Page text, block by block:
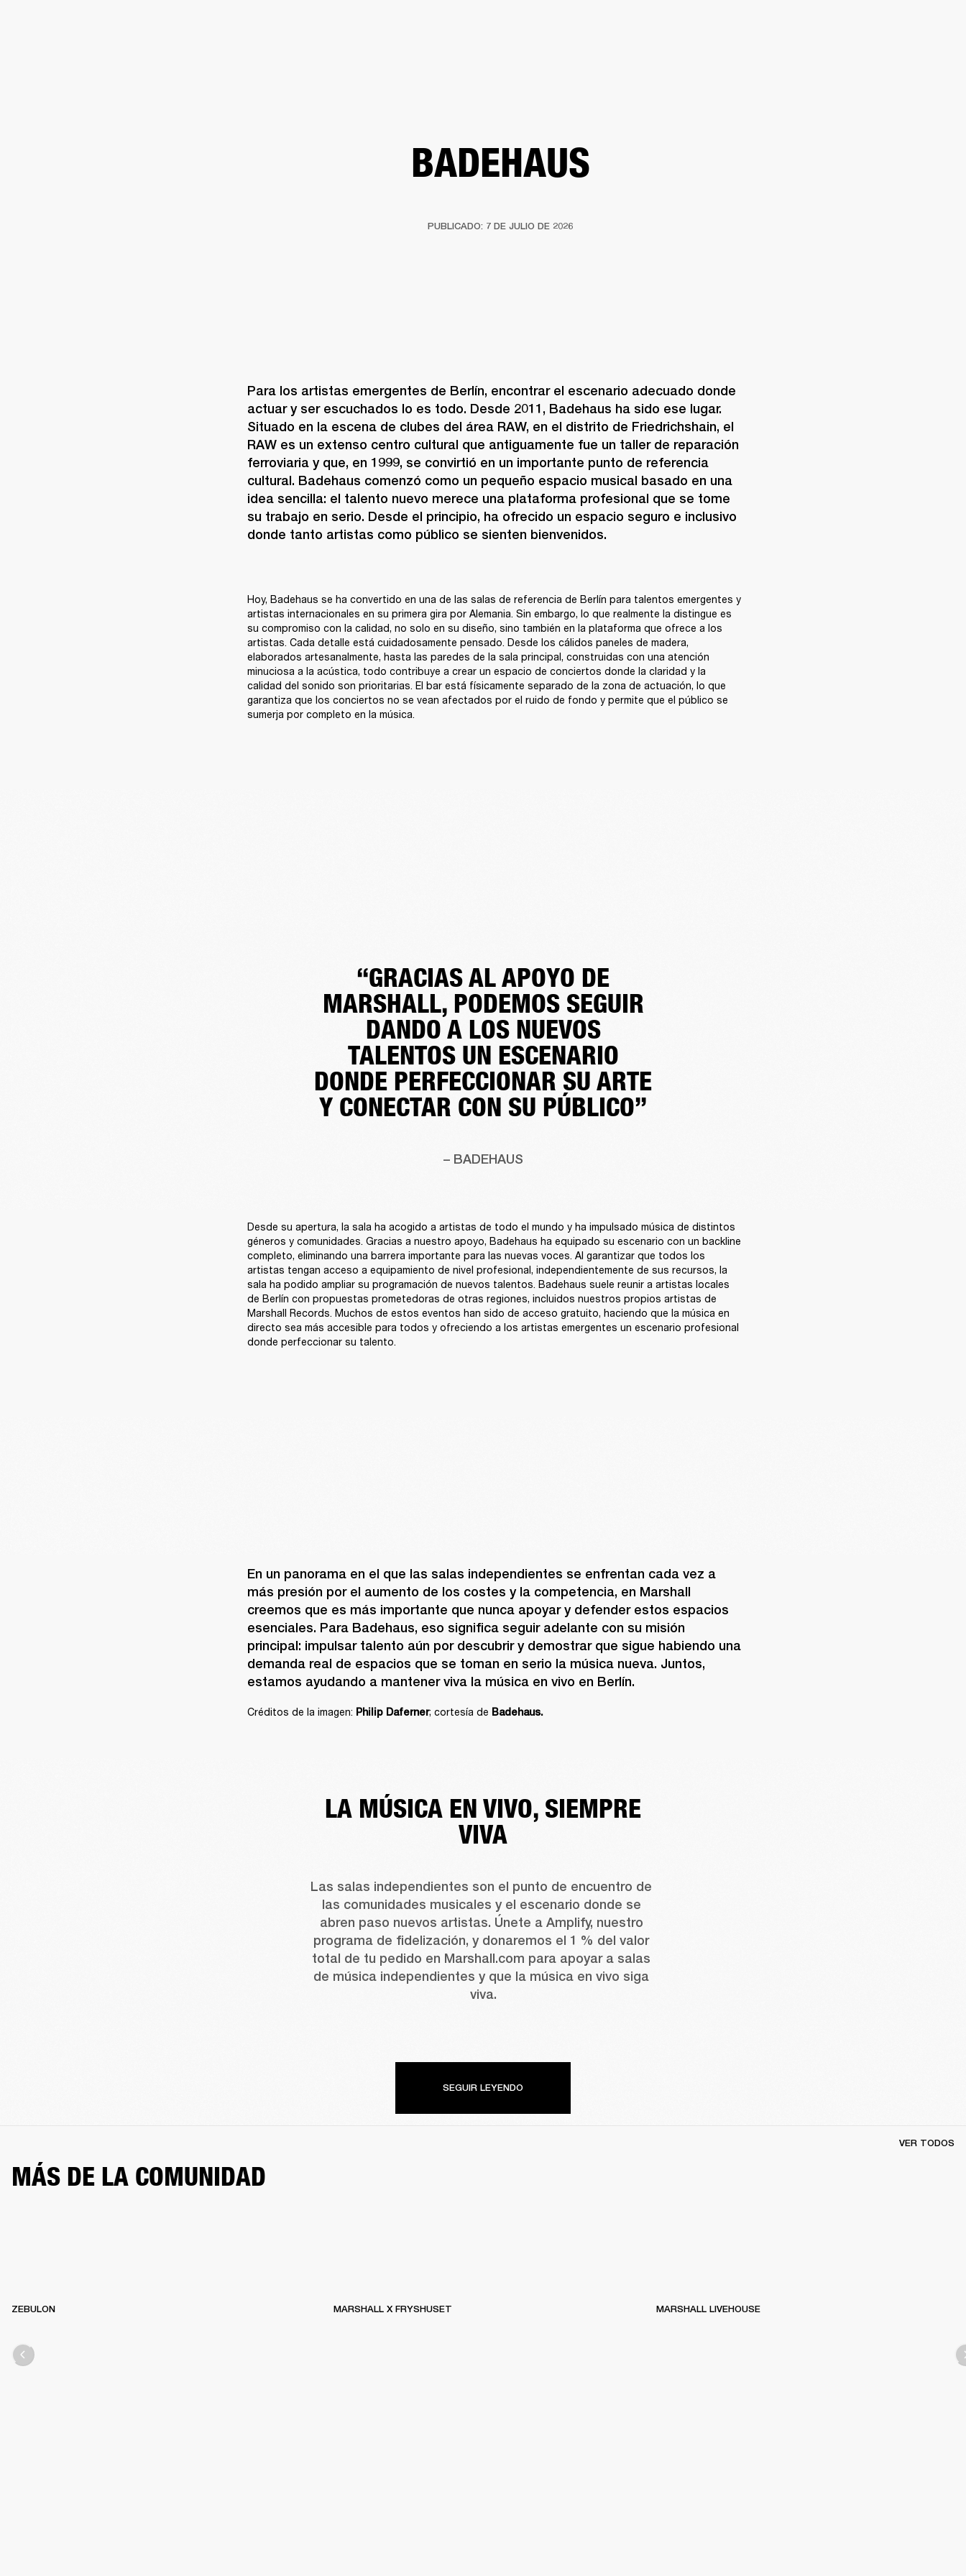
BADEHAUS
PUBLICADO: 7 DE JULIO DE 2026
Para los artistas emergentes de Berlín, encontrar el escenario adecuado donde
actuar y ser escuchados lo es todo. Desde 2011, Badehaus ha sido ese lugar.
Situado en la escena de clubes del área RAW, en el distrito de Friedrichshain, el
RAW es un extenso centro cultural que antiguamente fue un taller de reparación
ferroviaria y que, en 1999, se convirtió en un importante punto de referencia
cultural. Badehaus comenzó como un pequeño espacio musical basado en una
idea sencilla: el talento nuevo merece una plataforma profesional que se tome
su trabajo en serio. Desde el principio, ha ofrecido un espacio seguro e inclusivo
donde tanto artistas como público se sienten bienvenidos.
Hoy, Badehaus se ha convertido en una de las salas de referencia de Berlín para talentos emergentes y
artistas internacionales en su primera gira por Alemania. Sin embargo, lo que realmente la distingue es
su compromiso con la calidad, no solo en su diseño, sino también en la plataforma que ofrece a los
artistas. Cada detalle está cuidadosamente pensado. Desde los cálidos paneles de madera,
elaborados artesanalmente, hasta las paredes de la sala principal, construidas con una atención
minuciosa a la acústica, todo contribuye a crear un espacio de conciertos donde la claridad y la
calidad del sonido son prioritarias. El bar está físicamente separado de la zona de actuación, lo que
garantiza que los conciertos no se vean afectados por el ruido de fondo y permite que el público se
sumerja por completo en la música.
“GRACIAS AL APOYO DE
MARSHALL, PODEMOS SEGUIR
DANDO A LOS NUEVOS
TALENTOS UN ESCENARIO
DONDE PERFECCIONAR SU ARTE
Y CONECTAR CON SU PÚBLICO”
– BADEHAUS
Desde su apertura, la sala ha acogido a artistas de todo el mundo y ha impulsado música de distintos
géneros y comunidades. Gracias a nuestro apoyo, Badehaus ha equipado su escenario con un backline
completo, eliminando una barrera importante para las nuevas voces. Al garantizar que todos los
artistas tengan acceso a equipamiento de nivel profesional, independientemente de sus recursos, la
sala ha podido ampliar su programación de nuevos talentos. Badehaus suele reunir a artistas locales
de Berlín con propuestas prometedoras de otras regiones, incluidos nuestros propios artistas de
Marshall Records. Muchos de estos eventos han sido de acceso gratuito, haciendo que la música en
directo sea más accesible para todos y ofreciendo a los artistas emergentes un escenario profesional
donde perfeccionar su talento.
En un panorama en el que las salas independientes se enfrentan cada vez a
más presión por el aumento de los costes y la competencia, en Marshall
creemos que es más importante que nunca apoyar y defender estos espacios
esenciales. Para Badehaus, eso significa seguir adelante con su misión
principal: impulsar talento aún por descubrir y demostrar que sigue habiendo una
demanda real de espacios que se toman en serio la música nueva. Juntos,
estamos ayudando a mantener viva la música en vivo en Berlín.
Créditos de la imagen: Philip Daferner; cortesía de Badehaus.
LA MÚSICA EN VIVO, SIEMPRE
VIVA
Las salas independientes son el punto de encuentro de
las comunidades musicales y el escenario donde se
abren paso nuevos artistas. Únete a Amplify, nuestro
programa de fidelización, y donaremos el 1 % del valor
total de tu pedido en Marshall.com para apoyar a salas
de música independientes y que la música en vivo siga
viva.
SEGUIR LEYENDO
MÁS DE LA COMUNIDAD
VER TODOS
ZEBULON MARSHALL X FRYSHUSET MARSHALL LIVEHOUSE